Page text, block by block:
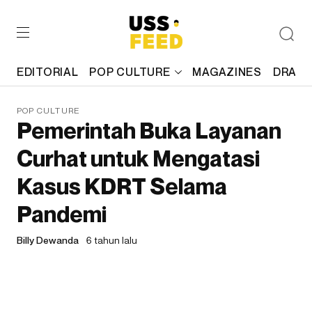
EDITORIAL POP CULTURE MAGAZINES
POP CULTURE
Pemerintah Buka Layanan
Curhat untuk Mengatasi
Kasus KDRT Selama
Pandemi
Billy Dewanda 6 tahun lalu